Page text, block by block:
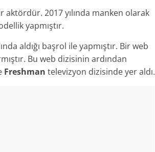
aktördür. 2017 yılında manken olarak
yapmıştır.
aldığı başrol ile yapmıştır. Bir web
Bu web dizisinin ardından
Freshman televizyon dizisinde yer aldı.